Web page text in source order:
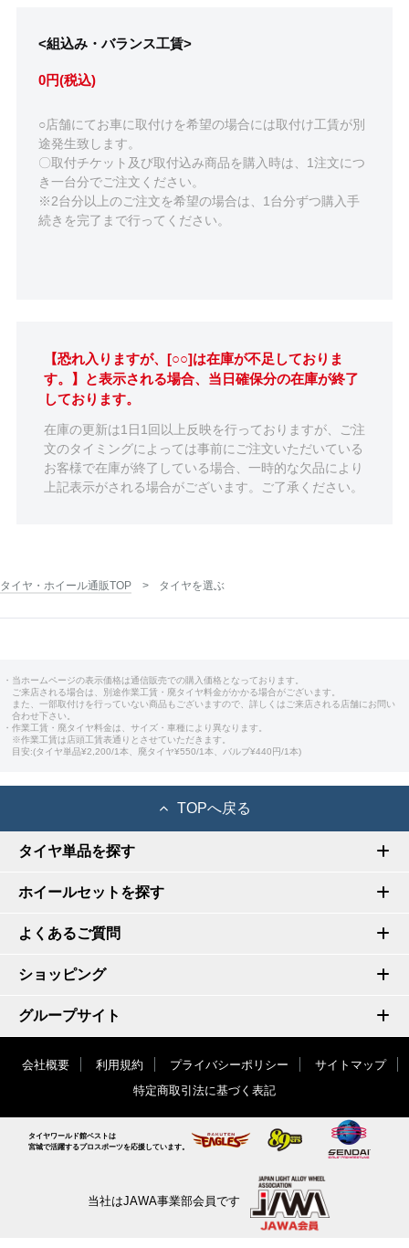
<組込み・バランス工賃>
0円(税込)
○店舗にてお車に取付けを希望の場合には取付け工賃が別
途発生致します。
〇取付チケット及び取付込み商品を購入時は、1注文につ
き一台分でご注文ください。
※2台分以上のご注文を希望の場合は、1台分ずつ購入手
続きを完了まで行ってください。
【恐れ入りますが、[○○]は在庫が不足しておりま
す。】と表示される場合、当日確保分の在庫が終了
しております。
在庫の更新は1日1回以上反映を行っておりますが、ご注
文のタイミングによっては事前にご注文いただいている
お客様で在庫が終了している場合、一時的な欠品により
上記表示がされる場合がございます。ご了承ください。
タイヤ・ホイール通販TOP タイヤを選ぶ
・当ホームページの表示価格は通信販売での購入価格となっております。
ご来店される場合は、別途作業工賃・廃タイヤ料金がかかる場合がございます。
また、一部取付けを行っていない商品もございますので、詳しくはご来店される店舗にお問い
合わせ下さい。
・作業工賃・廃タイヤ料金は、サイズ・車種により異なります。
※作業工賃は店頭工賃表通りとさせていただきます。
目安:(タイヤ単品¥2,200/1本、廃タイヤ¥550/1本、バルブ¥440円/1本)
TOPへ戻る
タイヤ単品を探す
ホイールセットを探す
よくあるご質問
ショッピング
グループサイト
会社概要 利用規約 プライバシーポリシー
サイトマップ
特定商取引法に基づく表記
タイヤワールド館ベストは
宮城で活躍するプロスポーツを応援しています。
当社はJAWA事業部会員です